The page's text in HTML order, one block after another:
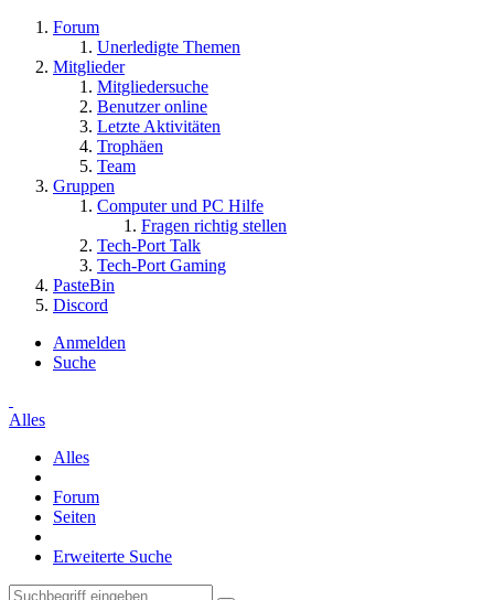
Forum
Unerledigte Themen
Mitglieder
Mitgliedersuche
Benutzer online
Letzte Aktivitäten
Trophäen
Team
Gruppen
Computer und PC Hilfe
Fragen richtig stellen
Tech-Port Talk
Tech-Port Gaming
PasteBin
Discord
Anmelden
Suche
Alles
Alles
Forum
Seiten
Erweiterte Suche